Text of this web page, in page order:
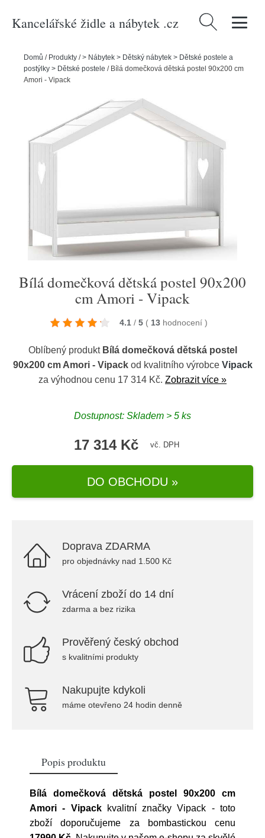
Kancelářské židle a nábytek .cz Vyhledávání
Domů / Produkty /> Nábytek > Dětský nábytek > Dětské postele a
postýlky > Dětské postele / Bílá domečková dětská postel 90x200 cm
Amori - Vipack
Bílá domečková dětská postel 90x200
cm Amori - Vipack
4.1 / 5 ( 13 hodnocení )
Oblíbený produkt Bílá domečková dětská postel
90x200 cm Amori - Vipackod kvalitního výrobce Vipack
za výhodnou cenu 17 314 Kč. Zobrazit více »
Dostupnost: Skladem > 5 ks
17 314 Kč vč. DPH
DO OBCHODU »
Doprava ZDARMA
pro objednávky nad 1.500 Kč
Vrácení zboží do 14 dní
zdarma a bez rizika
Prověřený český obchod
s kvalitními produkty
Nakupujte kdykoli
máme otevřeno 24 hodin denně
Popis produktu
Bílá domečková dětská postel 90x200 cm
Amori - Vipackkvalitní značkyVipack - toto
zboží doporučujeme za bombastickou cenu